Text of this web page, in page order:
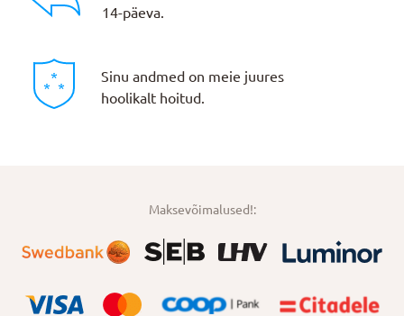
14-päeva.
Sinu andmed on meie juures
hoolikalt hoitud.
Maksevõimalused!: